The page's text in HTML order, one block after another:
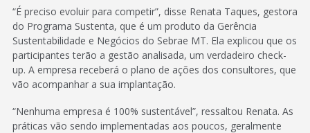
“É preciso evoluir para competir”, disse Renata Taques, gestora
do Programa Sustenta, que é um produto da Gerência
Sustentabilidade e Negócios do Sebrae MT. Ela explicou que os
participantes terão a gestão analisada, um verdadeiro check-
up. A empresa receberá o plano de ações dos consultores, que
vão acompanhar a sua implantação.
“Nenhuma empresa é 100% sustentável”, ressaltou Renata. As
práticas vão sendo implementadas aos poucos, geralmente